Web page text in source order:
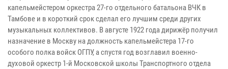
капельмейстером оркестра 27-го отдельного батальона ВЧК в
Тамбове и в короткий срок сделал его лучшим среди других
музыкальных коллективов. В августе 1922 года дирижёр получил
назначение в Москву на должность капельмейстера 17-го
особого полка войск ОГПУ, а спустя год возглавил военно-
духовой оркестр 1-й Московской школы Транспортного отдела